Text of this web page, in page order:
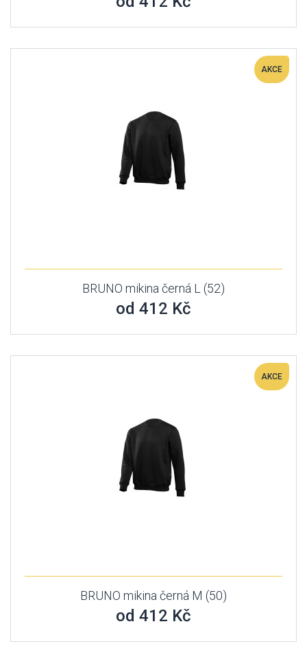
AKCE
BRUNO mikina černá L (52)
od 412 Kč
AKCE
BRUNO mikina černá M (50)
od 412 Kč